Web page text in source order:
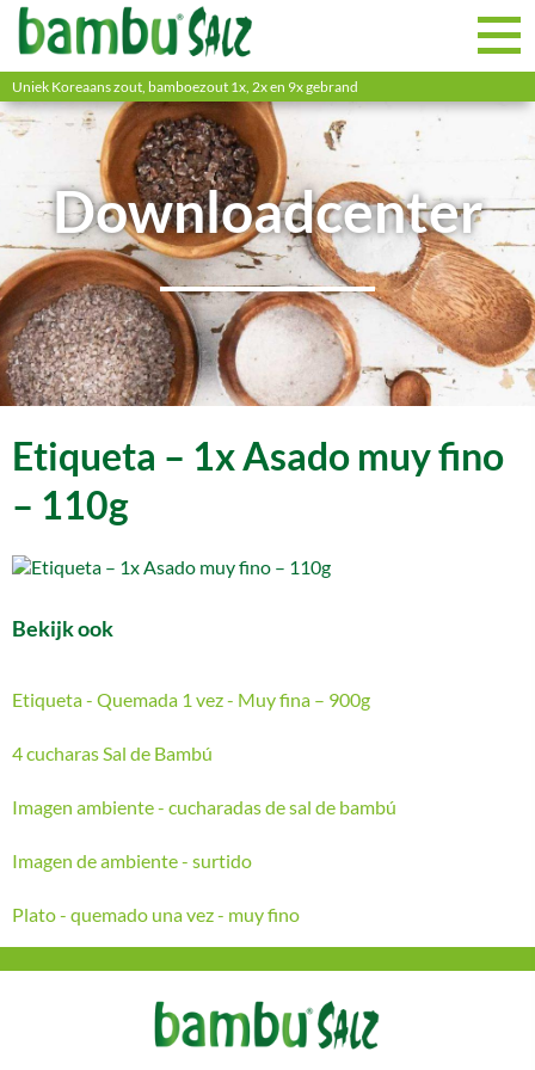
Uniek Koreaans zout, bamboezout 1x, 2x en 9x gebrand
Downloadcenter
Etiqueta – 1x Asado muy fino
– 110g
Bekijk ook
Etiqueta - Quemada 1 vez - Muy fina – 900g
4 cucharas Sal de Bambú
Imagen ambiente - cucharadas de sal de bambú
Imagen de ambiente - surtido
Plato - quemado una vez - muy fino